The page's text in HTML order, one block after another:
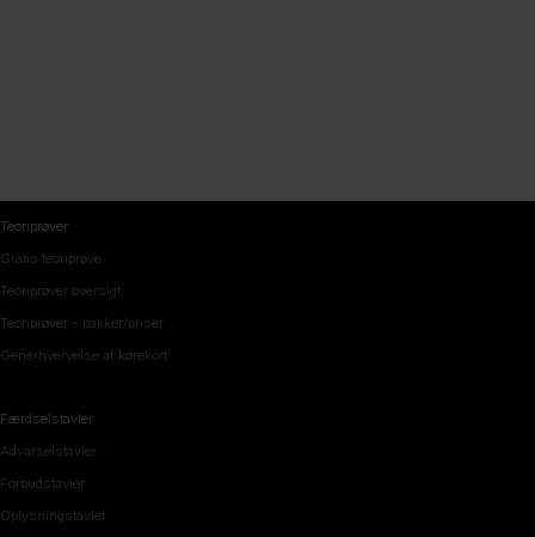
Teoriprøver
Gratis teoriprøve
Teoriprøver oversigt
Teoriprøver – pakker/priser
Generhvervelse af kørekort
Færdselstavler
Advarselstavler
Forbudstavler
Oplysningstavler